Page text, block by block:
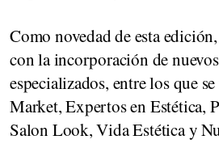
Como novedad de esta
con la incorporación de
especializados, entre los que
Market, Expertos en Estética,
Salon Look, Vida Estética y